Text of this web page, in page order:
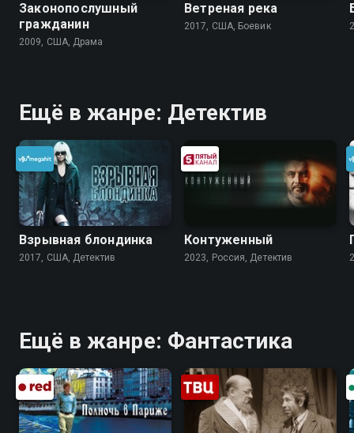
Законопослушный
гражданин
2009, США, Драма
Ветреная река
2017, США, Боевик
Ещё в жанре: Детектив
Взрывная блондинка
2017, США, Детектив
Контуженный
2023, Россия, Детектив
Ещё в жанре: Фантастика